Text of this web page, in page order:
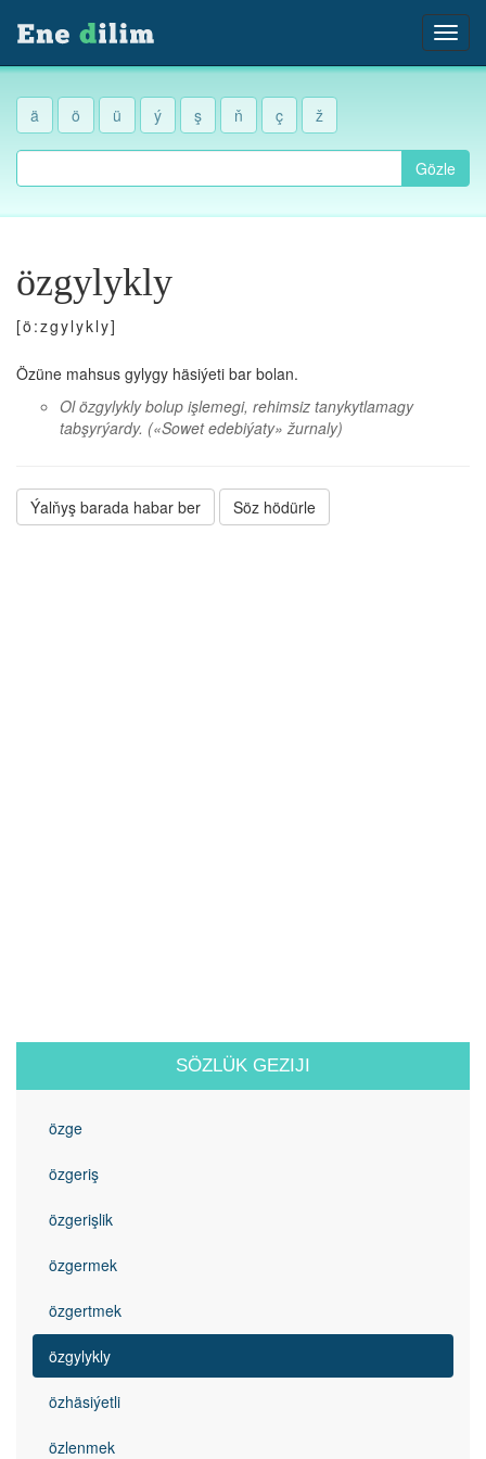
ä ö ü ý ş ň ç ž
Gözle
özgylykly
[ö:zgylykly]
Özüne mahsus gylygy häsiýeti bar bolan.
Ol özgylykly bolup işlemegi, rehimsiz tanykytlamagy
tabşyrýardy. («Sowet edebiýaty» žurnaly)
Ýalňyş barada habar ber Söz hödürle
SÖZLÜK GEZIJI
özge
özgeriş
özgerişlik
özgermek
özgertmek
özgylykly
özhäsiýetli
özlenmek